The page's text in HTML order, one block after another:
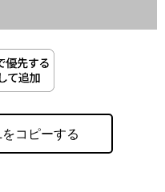
コピーする